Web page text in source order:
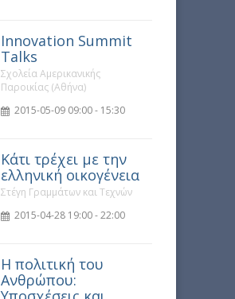
Innovation Summit
Talks
Σχολεία Αμερικανικής
Παροικίας (Αθήνα)
2015-05-09 09:00 - 15:30
Κάτι τρέχει με την
ελληνική οικογένεια
Στέγη Γραμμάτων και Τεχνών
2015-04-28 19:00 - 22:00
Η πολιτική του
Ανθρώπου: